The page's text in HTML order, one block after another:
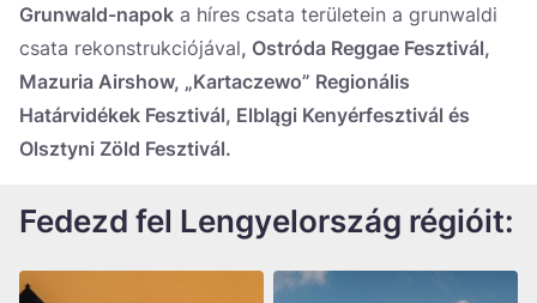
Grunwald-napok a híres csata területein a grunwaldi
csata rekonstrukciójával, Ostróda Reggae Fesztivál,
Mazuria Airshow, „Kartaczewo” Regionális
Határvidékek Fesztivál, Elblągi Kenyérfesztivál és
Olsztyni Zöld Fesztivál.
Fedezd fel Lengyelország régióit: